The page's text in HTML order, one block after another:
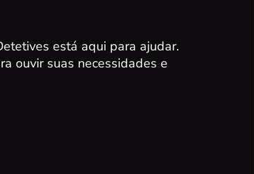
está aqui para ajudar.
ouvir suas necessidades e